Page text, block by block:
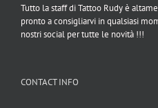
Tutto la staff di Tattoo Rudy è
pronto a consigliarvi in qualsiasi
nostri social per tutte le novità !!!
CONTACT INFO